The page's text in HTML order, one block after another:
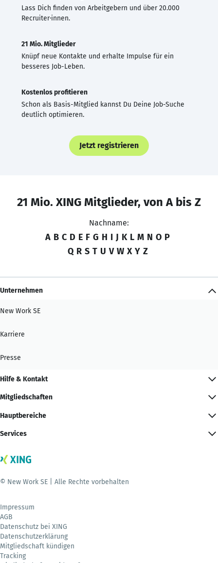
Lass Dich finden von Arbeitgebern und über 20.000
Recruiter·innen.
21 Mio. Mitglieder
Knüpf neue Kontakte und erhalte Impulse für ein
besseres Job-Leben.
Kostenlos profitieren
Schon als Basis-Mitglied kannst Du Deine Job-Suche
deutlich optimieren.
Jetzt registrieren
21 Mio. XING Mitglieder, von A bis Z
Nachname:
A B C D E F G H I J K L M N O P
Q R S T U V W X Y Z
Unternehmen
New Work SE
Karriere
Presse
Hilfe & Kontakt
Mitgliedschaften
Hauptbereiche
Services
© New Work SE | Alle Rechte vorbehalten
Impressum
AGB
Datenschutz bei XING
Datenschutzerklärung
Mitgliedschaft kündigen
Tracking